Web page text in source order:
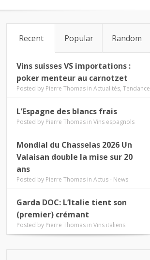
Reportages Vins du monde
Recent Popular Random
Vins suisses VS importations :
poker menteur au carnotzet
Posted by Pierre Thomas in Actualités, Tendance
L’Espagne des blancs frais
Posted by Pierre Thomas in Vins espagnols
Mondial du Chasselas 2026 Un
Valaisan double la mise sur 20
ans
Posted by Pierre Thomas in Actus - News
Garda DOC: L’Italie tient son
(premier) crémant
Posted by Pierre Thomas in Vins italiens